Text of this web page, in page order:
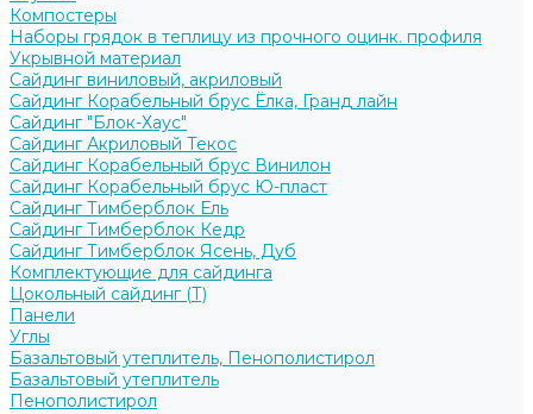
Компостеры
Наборы грядок в теплицу из прочного оцинк. профиля
Укрывной материал
Сайдинг виниловый, акриловый
Сайдинг Корабельный брус Ёлка, Гранд лайн
Сайдинг "Блок-Хаус"
Сайдинг Акриловый Текос
Сайдинг Корабельный брус Винилон
Сайдинг Корабельный брус Ю-пласт
Сайдинг Тимберблок Ель
Сайдинг Тимберблок Кедр
Сайдинг Тимберблок Ясень, Дуб
Комплектующие для сайдинга
Цокольный сайдинг (Т)
Панели
Углы
Базальтовый утеплитель, Пенополистирол
Базальтовый утеплитель
Пенополистирол